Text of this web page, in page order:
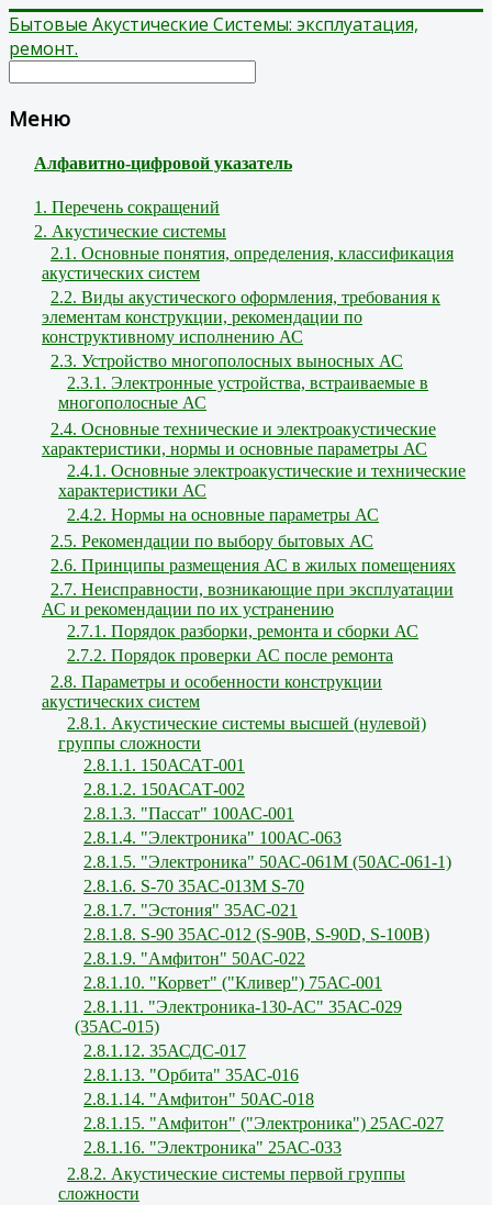
Бытовые Акустические Системы: эксплуатация,
ремонт.
Меню
Алфавитно-цифровой указатель
1. Перечень сокращений
2. Акустические системы
2.1. Основные понятия, определения, классификация
акустических систем
2.2. Виды акустического оформления, требования к
элементам конструкции, рекомендации по
конструктивному исполнению АС
2.3. Устройство многополосных выносных АС
2.3.1. Электронные устройства, встраиваемые в
многополосные АС
2.4. Основные технические и электроакустические
характеристики, нормы и основные параметры АС
2.4.1. Основные электроакустические и технические
характеристики АС
2.4.2. Нормы на основные параметры АС
2.5. Рекомендации по выбору бытовых АС
2.6. Принципы размещения АС в жилых помещениях
2.7. Неисправности, возникающие при эксплуатации
АС и рекомендации по их устранению
2.7.1. Порядок разборки, ремонта и сборки АС
2.7.2. Порядок проверки АС после ремонта
2.8. Параметры и особенности конструкции
акустических систем
2.8.1. Акустические системы высшей (нулевой)
группы сложности
2.8.1.1. 150АСАТ-001
2.8.1.2. 150АСАТ-002
2.8.1.3. "Пассат" 100АС-001
2.8.1.4. "Электроника" 100АС-063
2.8.1.5. "Электроника" 50АС-061М (50АС-061-1)
2.8.1.6. S-70 35АС-013М S-70
2.8.1.7. "Эстония" 35АС-021
2.8.1.8. S-90 35АС-012 (S-90В, S-90D, S-100В)
2.8.1.9. "Амфитон" 50АС-022
2.8.1.10. "Корвет" ("Кливер") 75АС-001
2.8.1.11. "Электроника-130-АС" 35АС-029
(35АС-015)
2.8.1.12. 35АСДС-017
2.8.1.13. "Орбита" 35АС-016
2.8.1.14. "Амфитон" 50АС-018
2.8.1.15. "Амфитон" ("Электроника") 25АС-027
2.8.1.16. "Электроника" 25АС-033
2.8.2. Акустические системы первой группы
сложности